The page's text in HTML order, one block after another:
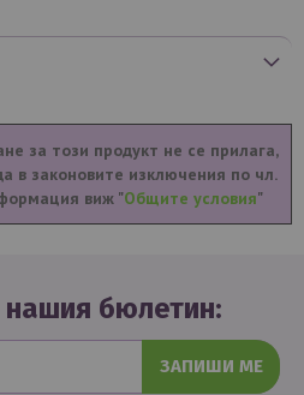
за този продукт не се прилага,
в законовите изключения по чл.
виж "Общите условия"
бюлетин:
ЗАПИШИ МЕ